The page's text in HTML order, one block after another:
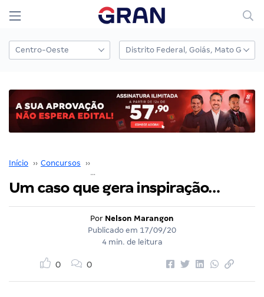
Início ›› Concursos ››
Um caso que gera inspiração…
Por Nelson Marangon
Publicado em 17/09/20
4 min. de leitura
0 0